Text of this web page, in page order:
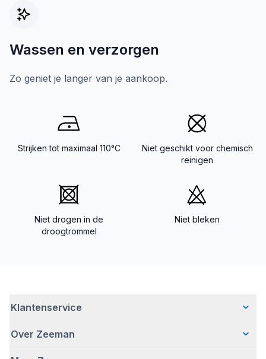
Wassen en verzorgen
Zo geniet je langer van je aankoop.
Strijken tot maximaal 110°C
Niet geschikt voor chemisch
reinigen
Niet drogen in de
droogtrommel
Niet bleken
Klantenservice
Veelgestelde vragen
Over Zeeman